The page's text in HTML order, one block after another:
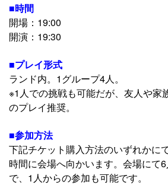
■時間
開場：19:00
開演：19:30
■プレイ形式
ランド内。1グループ4人。
※1人での挑戦も可能だが、友人や家
のプレイ推奨。
■参加方法
下記チケット購入方法のいずれかに
時間に会場へ向かいます。会場にて
で、1人からの参加も可能です。